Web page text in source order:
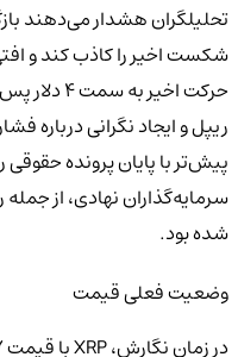
تحلیلگران هشدار می‌دهند
ریپل و ایجاد نگرانی
شده بود.
وضعیت فعلی قیمت